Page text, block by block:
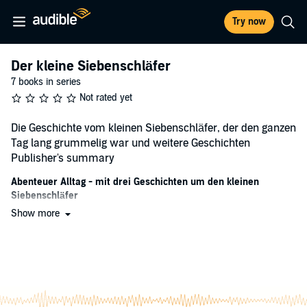
Try now
Der kleine Siebenschläfer
7 books in series
Not rated yet
Die Geschichte vom kleinen Siebenschläfer, der den ganzen
Tag lang grummelig war und weitere Geschichten
Publisher's summary
Abenteuer Alltag - mit drei Geschichten um den kleinen
Siebenschläfer
Die Geschichte vom kleinen Siebenschläfer, der den ganzen Tag
aufführt, nicht die Witze, die ihm das Eichhörnchen erzählt und
Show more